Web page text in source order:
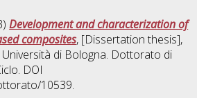
Development and characterization of
composites, [Dissertation thesis],
di Bologna. Dottorato di
DOI
10539.